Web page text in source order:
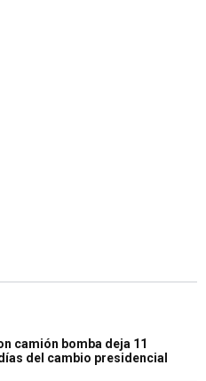
camión bomba deja 11
del cambio presidencial